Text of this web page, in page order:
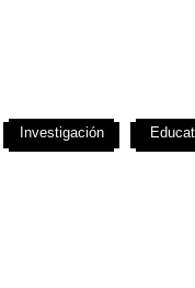
Investigación